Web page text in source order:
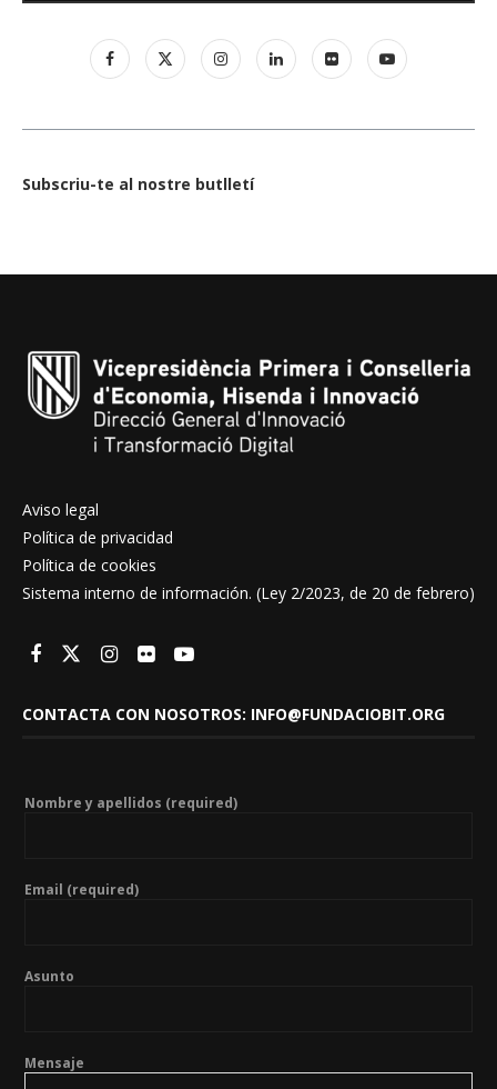
Subscriu-te al nostre butlletí
Aviso legal
Política de privacidad
Política de cookies
Sistema interno de información. (Ley 2/2023, de 20 de febrero)
CONTACTA CON NOSOTROS: INFO@FUNDACIOBIT.ORG
Nombre y apellidos (required)
Email (required)
Asunto
Mensaje